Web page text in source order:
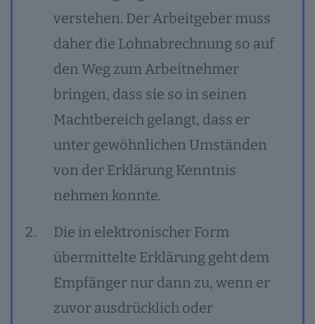
verstehen. Der Arbeitgeber muss
daher die Lohnabrechnung so auf
den Weg zum Arbeitnehmer
bringen, dass sie so in seinen
Machtbereich gelangt, dass er
unter gewöhnlichen Umständen
von der Erklärung Kenntnis
nehmen konnte.
Die in elektronischer Form
übermittelte Erklärung geht dem
Empfänger nur dann zu, wenn er
zuvor ausdrücklich oder